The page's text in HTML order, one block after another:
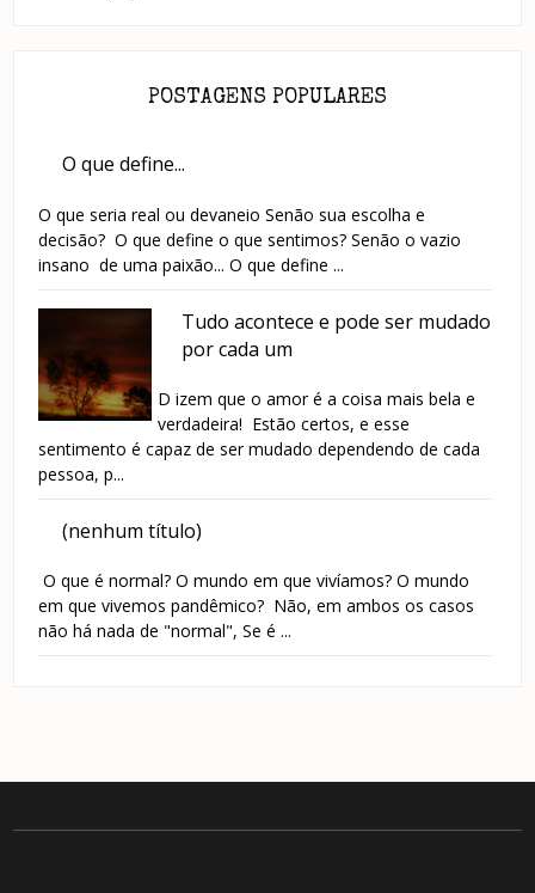
POSTAGENS POPULARES
O que define...
O que seria real ou devaneio Senão sua escolha e
decisão? O que define o que sentimos? Senão o vazio
insano de uma paixão... O que define ...
Tudo acontece e pode ser mudado
por cada um
D izem que o amor é a coisa mais bela e
verdadeira! Estão certos, e esse
sentimento é capaz de ser mudado dependendo de cada
pessoa, p...
(nenhum título)
O que é normal? O mundo em que vivíamos? O mundo
em que vivemos pandêmico? Não, em ambos os casos
não há nada de "normal", Se é ...